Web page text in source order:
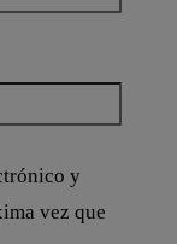
y
vez que